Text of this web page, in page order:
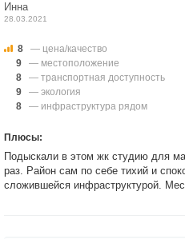
Инна
28.03.2021
8
— цена/качество
9
— местоположение
8
— транспортная доступность
9
— экология
8
— инфраструктура рядом
Плюсы:
Подыскали в этом жк студию для
раз. Район сам по себе тихий и
сложившейся инфраструктурой.